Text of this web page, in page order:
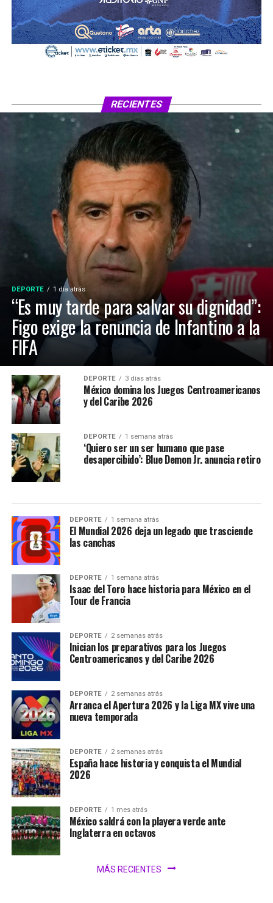
RECIENTES
DEPORTE 1 día atrás
“Es muy tarde para salvar su dignidad”:
Figo exige la renuncia de Infantino a la
FIFA
DEPORTE 3 días atrás
México domina los Juegos Centroamericanos
y del Caribe 2026
DEPORTE 1 semana atrás
‘Quiero ser un ser humano que pase
desapercibido’: Blue Demon Jr. anuncia retiro
DEPORTE 1 semana atrás
El Mundial 2026 deja un legado que trasciende
las canchas
DEPORTE 1 semana atrás
Isaac del Toro hace historia para México en el
Tour de Francia
DEPORTE 2 semanas atrás
Inician los preparativos para los Juegos
Centroamericanos y del Caribe 2026
DEPORTE 2 semanas atrás
Arranca el Apertura 2026 y la Liga MX vive una
nueva temporada
DEPORTE 2 semanas atrás
España hace historia y conquista el Mundial
2026
DEPORTE 1 mes atrás
México saldrá con la playera verde ante
Inglaterra en octavos
MÁS RECIENTES